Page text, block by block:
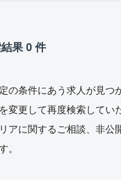
果 0 件
の条件にあう求人が見つ
変更して再度検索してい
アに関するご相談、非公
。